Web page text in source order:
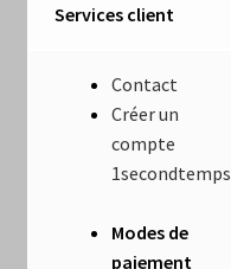
Services client
Contact
Créer un
compte
1secondtemps
Modes de
paiement